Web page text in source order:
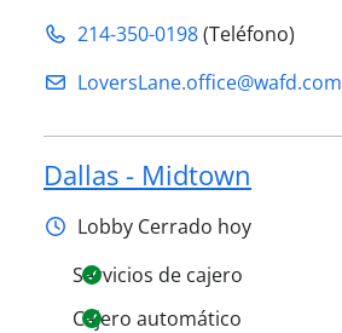
214-350-0198(Teléfono)
LoversLane.office@​wafd.com
Dallas - Midtown
Lobby Cerrado hoy
Servicios de cajero
Cajero automático